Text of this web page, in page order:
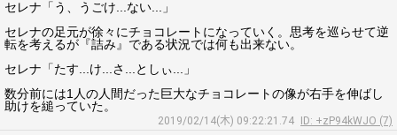
セレナ「う、うごけ...ない...」
セレナの足元が徐々にチョコレートになっていく。思考を巡らせて逆
転を考えるが『詰み』である状況では何も出来ない。
セレナ「たす...け...さ...としぃ...」
数分前には1人の人間だった巨大なチョコレートの像が右手を伸ばし
助けを縋っていた。
2019/02/14(木) 09:22:21.74
ID: +zP94kWJO (7)